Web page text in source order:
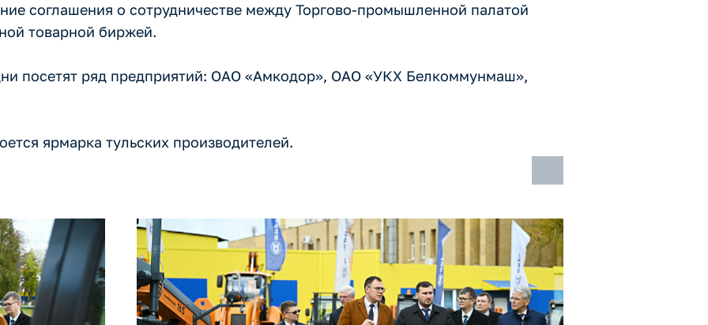
соглашения о сотрудничестве между Торгово-промышленной палатой
товарной биржей.
посетят ряд предприятий: ОАО «Амкодор», ОАО «УКХ Белкоммунмаш»,
ярмарка тульских производителей.